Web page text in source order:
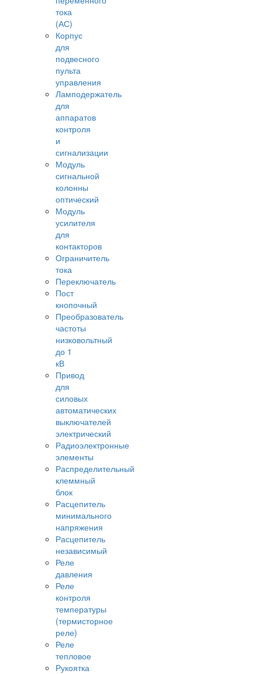
тока
(АС)
Корпус
для
подвесного
пульта
управления
Ламподержатель
для
аппаратов
контроля
и
сигнализации
Модуль
сигнальной
колонны
оптический
Модуль
усилителя
для
контакторов
Ограничитель
тока
Переключатель
Пост
кнопочный
Преобразователь
частоты
низковольтный
до 1
кВ
Привод
для
силовых
автоматических
выключателей
электрический
Радиоэлектронные
элементы
Распределительный
клеммный
блок
Расцепитель
минимального
напряжения
Расцепитель
независимый
Реле
давления
Реле
контроля
температуры
(термисторное
реле)
Реле
тепловое
Рукоятка